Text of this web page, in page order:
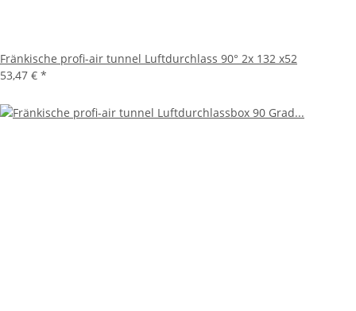
Fränkische profi-air tunnel Luftdurchlass 90° 2x 132 x52
53,47 € *